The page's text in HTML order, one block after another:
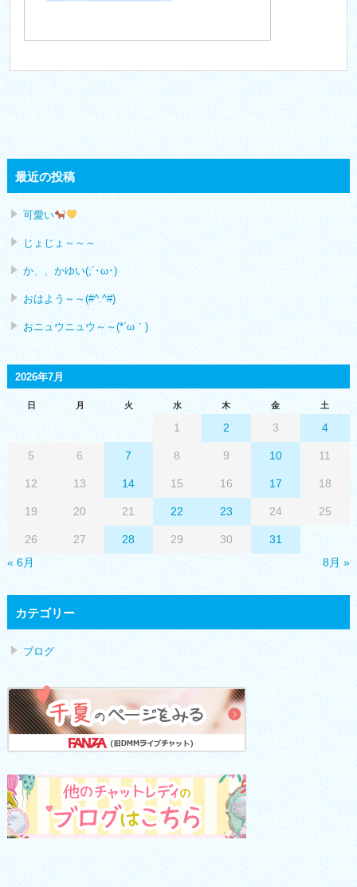
最近の投稿
可愛い
じょじょ～～～
か、、かゆい(;´･ω･)
おはよう～～(#^.^#)
おニュウニュウ～～(*´ω｀)
2026年7月
日 月 火 水 木 金 土
« 6月 8月 »
1 2 3 4
5 6 7 8 9 10 11
12 13 14 15 16 17 18
19 20 21 22 23 24 25
26 27 28 29 30 31
カテゴリー
ブログ